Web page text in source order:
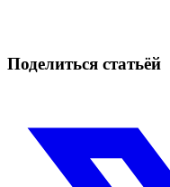
Поделиться статьёй